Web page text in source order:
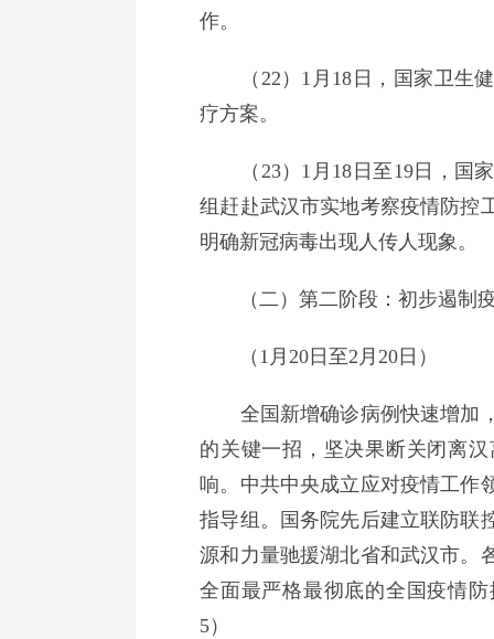
作。
（22）1月18日，国家卫生健
疗方案。
（23）1月18日至19日，国家
组赶赴武汉市实地考察疫情防控
明确新冠病毒出现人传人现象。
（二）第二阶段：初步遏制
（1月20日至2月20日）
全国新增确诊病例快速增加，
的关键一招，坚决果断关闭离
响。中共中央成立应对疫情工作
指导组。国务院先后建立联防联
源和力量驰援湖北省和武汉市。
全面最严格最彻底的全国疫情
5）